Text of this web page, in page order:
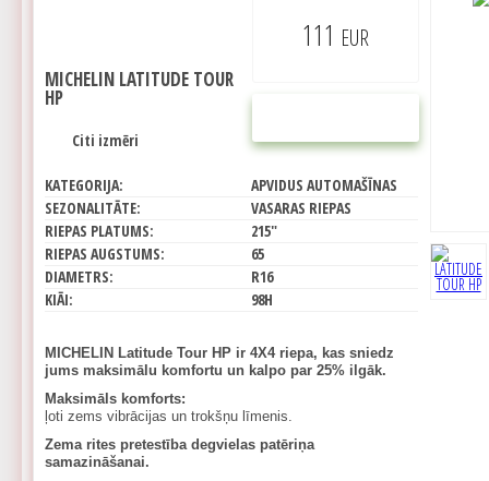
111 EUR
MICHELIN LATITUDE TOUR
HP
Citi izmēri
KATEGORIJA:
APVIDUS AUTOMAŠĪNAS
SEZONALITĀTE:
VASARAS RIEPAS
RIEPAS PLATUMS:
215"
RIEPAS AUGSTUMS:
65
DIAMETRS:
R16
KIĀI:
98H
MICHELIN Latitude Tour HP ir 4X4 riepa, kas sniedz
jums maksimālu komfortu un kalpo par 25% ilgāk.
Maksimāls komforts:
ļoti zems vibrācijas un trokšņu līmenis.
Zema rites pretestība degvielas patēriņa
samazināšanai.